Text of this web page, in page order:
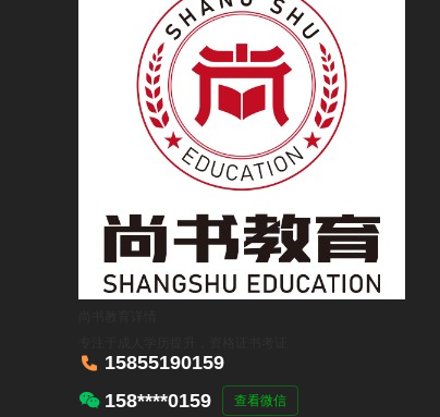
 15855190159
 158****0159 查看微信